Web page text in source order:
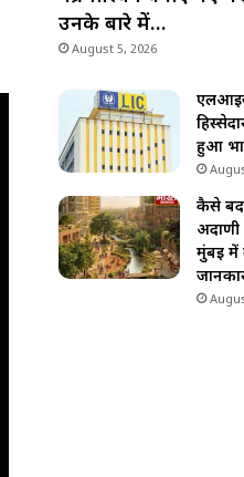
उनके बारे में…
August 5, 2026
हुआ
कैसे
अदाणी
मुंबई में